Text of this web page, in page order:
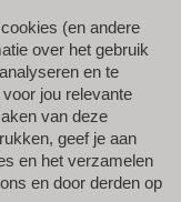
(en andere
over het gebruik
en te
jou relevante
van deze
geef je aan
en het verzamelen
en door derden op